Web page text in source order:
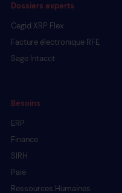
Dossiers experts
Cegid XRP Flex
Facture électronique RFE
Sage Intacct
Besoins
ERP
Finance
SIRH
Paie
Ressources Humaines